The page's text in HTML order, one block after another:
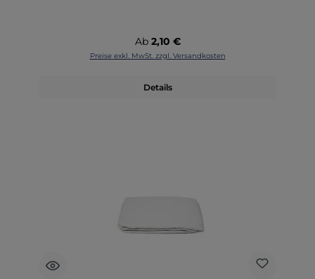
Regulärer Preis:
Ab 2,10 €
Preise exkl. MwSt. zzgl. Versandkosten
Details